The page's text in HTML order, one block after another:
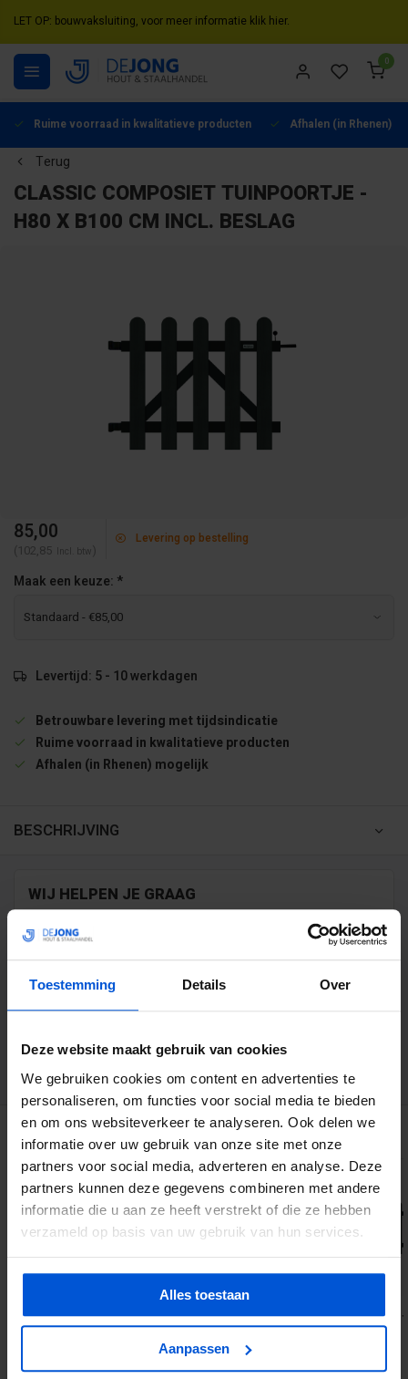
Toestemming Details Over
Deze website maakt gebruik van cookies
We gebruiken cookies om content en advertenties te
personaliseren, om functies voor social media te bieden
en om ons websiteverkeer te analyseren. Ook delen we
informatie over uw gebruik van onze site met onze
partners voor social media, adverteren en analyse. Deze
partners kunnen deze gegevens combineren met andere
informatie die u aan ze heeft verstrekt of die ze hebben
verzameld op basis van uw gebruik van hun services.
Alles toestaan
Aanpassen
LET OP: bouwvaksluiting, voor meer informatie klik hier.
0
Ruime voorraad in kwalitatieve producten Afhalen (in Rhenen)
Terug
CLASSIC COMPOSIET TUINPOORTJE -
H80 X B100 CM INCL. BESLAG
85,00
(102,85 Incl. btw )
Levering op bestelling
Maak een keuze: *
Levertijd: 5 - 10 werkdagen
Betrouwbare levering met tijdsindicatie
Ruime voorraad in kwalitatieve producten
Afhalen (in Rhenen) mogelijk
BESCHRIJVING
WIJ HELPEN JE GRAAG
0317 358 228
info@dejonghandelsonderneming.nl
3194 klanten geven ons een 9.1 op
GERELATEERDE PRODUCTEN
Sakrete Speedmix snelbetonmortel
Classic composiet